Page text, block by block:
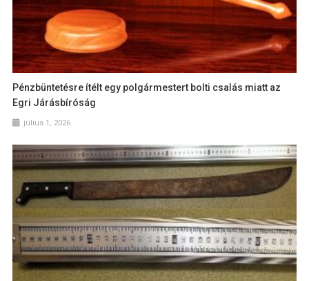
Pénzbüntetésre ítélt egy polgármestert bolti csalás miatt az
Egri Járásbíróság
július 1, 2026